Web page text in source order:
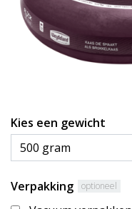
Kies een gewicht
Verpakking optioneel